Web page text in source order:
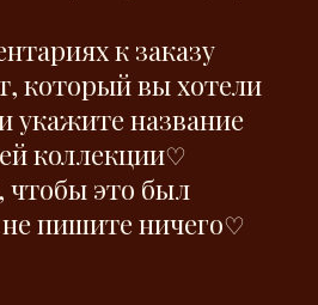
к заказу
который вы хотели
укажите название
коллекции♡
чтобы это был
пишите ничего♡